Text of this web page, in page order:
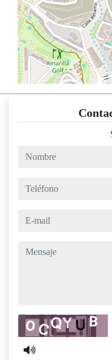
nombre
teléfono
e-mail
mensaje
Captcha